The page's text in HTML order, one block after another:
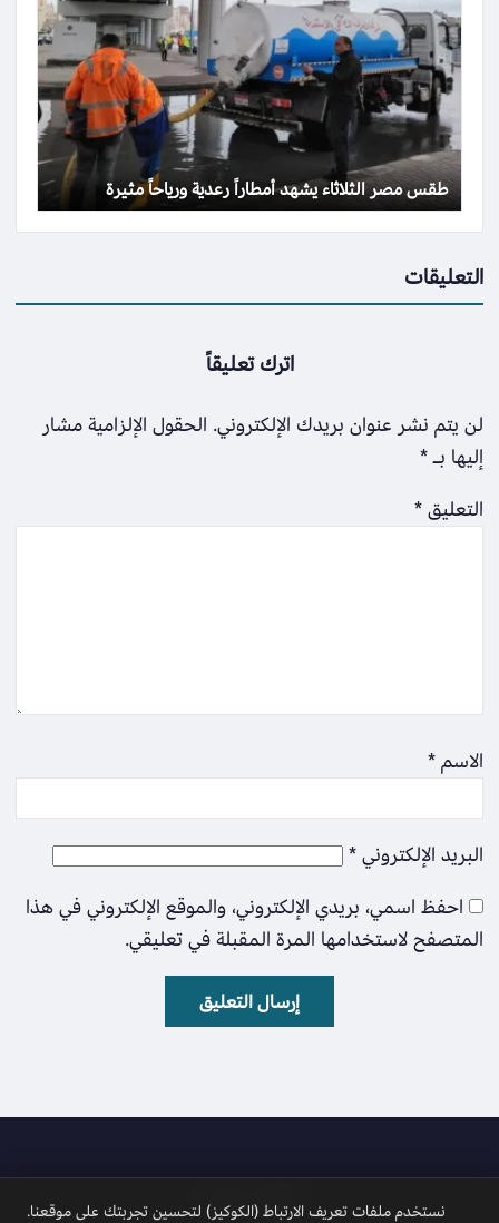
طقس مصر الثلاثاء يشهد أمطاراً رعدية ورياحاً مثيرة
التعليقات
اترك تعليقاً
لن يتم نشر عنوان بريدك الإلكتروني. الحقول الإلزامية مشار
إليها بـ*
التعليق*
الاسم*
البريد الإلكتروني*
احفظ اسمي، بريدي الإلكتروني، والموقع الإلكتروني في هذا
المتصفح لاستخدامها المرة المقبلة في تعليقي.
الأمل نيوز
نستخدم ملفات تعريف الارتباط (الكوكيز) لتحسين تجربتك على موقعنا.